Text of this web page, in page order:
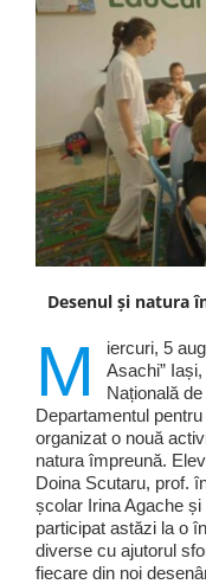
Desenul și natura
M
iercuri, 5
Asachi”
Națională
Departamentul
organizat o nouă
natura împreună.
Doina Scutaru, prof.
școlar Irina Agache
participat astăzi la o
diverse cu ajutorul
fiecare din noi